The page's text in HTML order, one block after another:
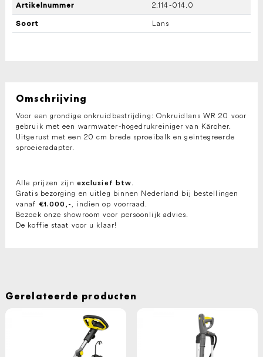
MM,
EASY!LOCK
aantal
Artikelnummer 2.114-014.0
Soort Lans
Omschrijving
Voor een grondige onkruidbestrijding: Onkruidlans WR 20 voor
gebruik met een warmwater-hogedrukreiniger van Kärcher.
Uitgerust met een 20 cm brede sproeibalk en geïntegreerde
sproeieradapter.
Alle prijzen zijn exclusief btw.
Gratis bezorging en uitleg binnen Nederland bij bestellingen
vanaf €1.000,- , indien op voorraad.
Bezoek onze showroom voor persoonlijk advies.
De koffie staat voor u klaar!
Gerelateerde producten